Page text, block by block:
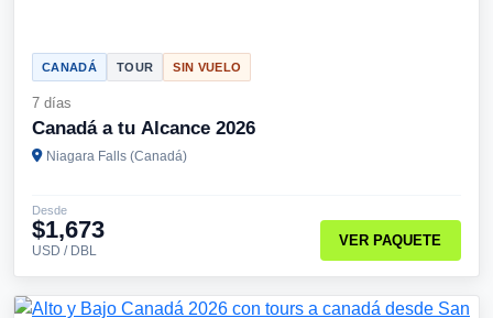
CANADÁ TOUR SIN VUELO
7 días
Canadá a tu Alcance 2026
Niagara Falls (Canadá)
Desde
$1,673
USD / DBL
VER PAQUETE